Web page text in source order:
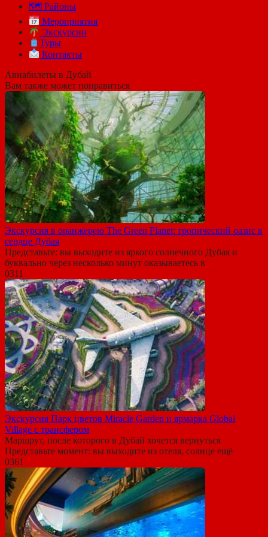
🗺 Районы
Мероприятия
Экскурсии
Туры
Контакты
Авиабилеты в Дубай
Вам также может понравиться
Экскурсия в оранжерею The Green Planet: тропический оазис в
сердце Дубая
Представьте: вы выходите из яркого солнечного Дубая и
буквально через несколько минут оказываетесь в
0311
Экскурсия Парк цветов Miracle Garden и ярмарка Global
Village с трансфером
Маршрут, после которого в Дубай хочется вернуться
Представьте момент: вы выходите из отеля, солнце ещё
0361